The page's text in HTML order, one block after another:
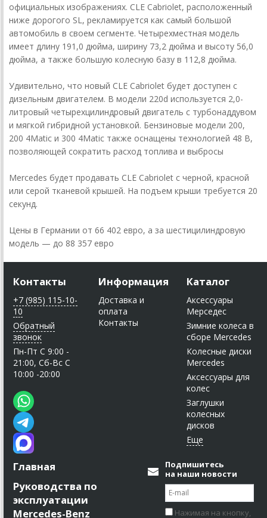
официальных изображениях. CLE Cabriolet, расположенный
ниже дорогого SL, рекламируется как самый большой
автомобиль в своем сегменте. Четырехместная модель
имеет длину 191,0 дюйма, ширину 73,2 дюйма и высоту 56,0
дюйма, а также большую колесную базу в 112,8 дюйма.
Удивительно, что новый CLE Cabriolet будет доступен с
дизельным двигателем. В модели 220d используется 2,0-
литровый четырехцилиндровый двигатель с турбонаддувом
и мягкой гибридной установкой. Бензиновые модели 200,
200 4Matic и 300 4Matic также оснащены технологией 48 В,
позволяющей сократить расход топлива и выбросы
Mercedes будет продавать CLE Cabriolet с черной, красной
или серой тканевой крышей. На подъем крыши требуется 20
секунд.
Цены в Германии от 66 402 евро, а за шестицилиндровую
модель — до 88 357 евро
Контакты
+7 (985) 115-10-
10
Обратный
звонок
Пн-Пт C 9:00 -
21:00, Сб-Вс С
10:00 -20:00
Информация
Доставка и
оплата
Контакты
Каталог
Аксессуары
Мерседес
Зимние колеса в
сборе Mercedes
Колесные диски
Mercedes
Аксессуары для
колес
Заглушки
колесных
дисков
Главная
Руководства по
эксплуатации
Mercedes-Benz
Подпишитесь
на наши новости
Нажимая на кнопку,